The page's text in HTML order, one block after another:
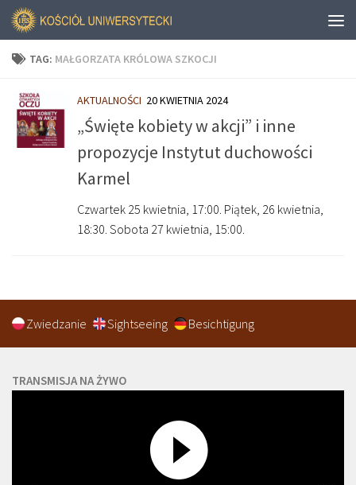
TAG: MAŁGORZATA KRÓLOWA SZKOCJI
AKTUALNOŚCI 20 KWIETNIA 2024
„Święte kobiety w akcji” i inne
propozycje Instytut duchowości
Karmel
Czwartek 25 kwietnia, 17:00. Piątek, 26 kwietnia,
18:30. Sobota 27 kwietnia, 15:00.
Zwiedzanie Sightseeing Besichtigung
TRANSMISJA NA ŻYWO